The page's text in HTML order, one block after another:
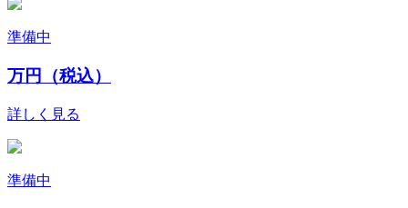
準備中
万円（税込）
詳しく見る
準備中